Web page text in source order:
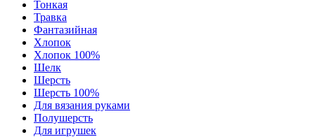
Тонкая
Травка
Фантазийная
Хлопок
Хлопок 100%
Шелк
Шерсть
Шерсть 100%
Для вязания руками
Полушерсть
Для игрушек